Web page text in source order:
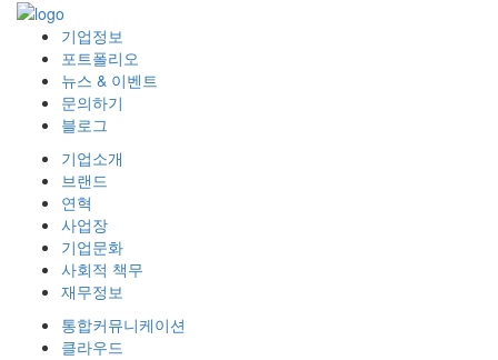
기업정보
포트폴리오
뉴스 & 이벤트
문의하기
블로그
기업소개
브랜드
연혁
사업장
기업문화
사회적 책무
재무정보
통합커뮤니케이션
클라우드